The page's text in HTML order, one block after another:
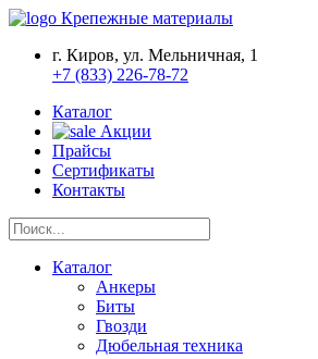
Крепежные материалы
г. Киров, ул. Мельничная, 1
+7 (833) 226-78-72
Каталог
Акции
Прайсы
Сертификаты
Контакты
Каталог
Анкеры
Биты
Гвозди
Дюбельная техника